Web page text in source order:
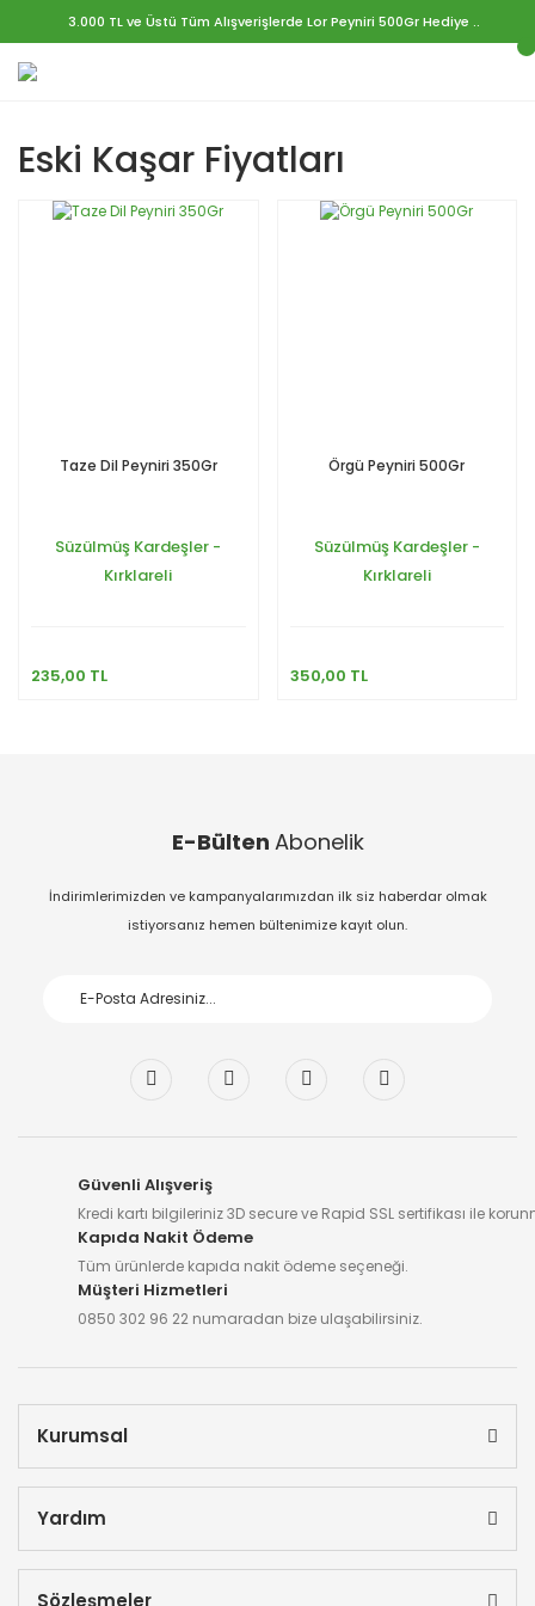
3.000 TL ve Üstü Tüm Alışverişlerde Lor Peyniri 500Gr Hediye ..
Eski Kaşar Fiyatları
Taze Dil Peyniri 350Gr
Süzülmüş Kardeşler -
Kırklareli
235,00 TL
Örgü Peyniri 500Gr
Süzülmüş Kardeşler -
Kırklareli
350,00 TL
E-Bülten Abonelik
İndirimlerimizden ve kampanyalarımızdan ilk siz haberdar olmak
istiyorsanız hemen bültenimize kayıt olun.
Güvenli Alışveriş
Kredi kartı bilgileriniz 3D secure ve Rapid SSL sertifikası ile
Kapıda Nakit Ödeme
Tüm ürünlerde kapıda nakit ödeme seçeneği.
Müşteri Hizmetleri
0850 302 96 22 numaradan bize ulaşabilirsiniz.
Kurumsal
Yardım
Sözleşmeler